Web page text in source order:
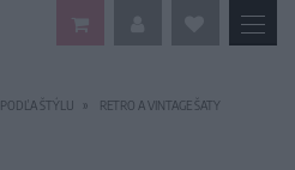
PODĽA ŠTÝLU RETRO A VINTAGE ŠATY